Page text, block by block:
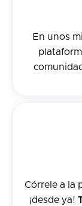
En unos
Córrele a la
¡desde ya!